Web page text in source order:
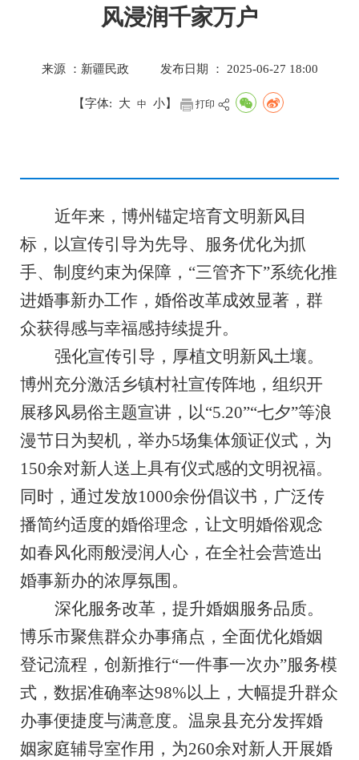
风浸润千家万户
来源 ：新疆民政 发布日期 ： 2025-06-27 18:00
【字体: 大 中 小】 打印
近年来， 博州锚定培育文明新风目
标，以宣传引导为先导、服务优化为抓
手、制度约束为保障， “三管齐下”系统化推
进婚事新办工作，婚俗改革成效显著，群
众获得感与幸福感持续提升。
强化宣传引导，厚植文明新风土壤。
博州充分激活乡镇村社宣传阵地，组织开
展移风易俗主题宣讲，以“5.20”“七夕”等浪
漫节日为契机，举办5场集体颁证仪式，为
150余对新人送上具有仪式感的文明祝福。
同时，通过发放1000余份倡议书，广泛传
播简约适度的婚俗理念，让文明婚俗观念
如春风化雨般浸润人心，在全社会营造出
婚事新办的浓厚氛围。
深化服务改革，提升婚姻服务品质。
博乐市聚焦群众办事痛点，全面优化婚姻
登记流程，创新推行“一件事一次办”服务模
式，数据准确率达98%以上，大幅提升群众
办事便捷度与满意度。温泉县充分发挥婚
姻家庭辅导室作用，为260余对新人开展婚